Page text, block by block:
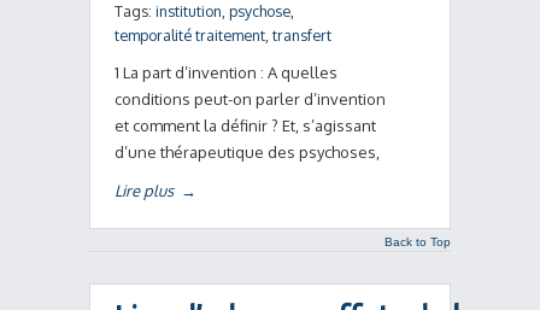
Tags: institution psychose
temporalité traitement transfert
1 La part d’invention : A quelles
conditions peut-on parler d’invention
et comment la définir ? Et, s’agissant
d’une thérapeutique des psychoses,
Lire plus →
Back to Top